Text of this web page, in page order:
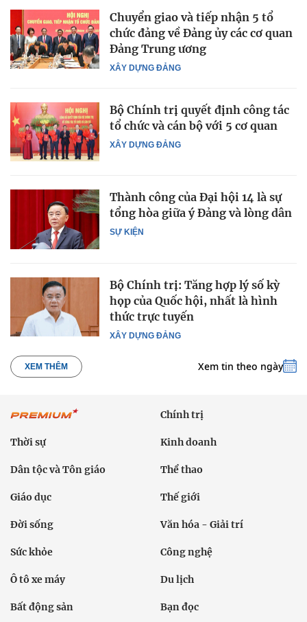
XÂY DỰNG ĐẢNG
Chuyển giao và tiếp nhận 5 tổ
chức đảng về Đảng ủy các cơ quan
Đảng Trung ương
XÂY DỰNG ĐẢNG
Bộ Chính trị quyết định công tác
tổ chức và cán bộ với 5 cơ quan
SỰ KIỆN
Thành công của Đại hội 14 là sự
tổng hòa giữa ý Đảng và lòng dân
XÂY DỰNG ĐẢNG
Bộ Chính trị: Tăng hợp lý số kỳ
họp của Quốc hội, nhất là hình
thức trực tuyến
XEM THÊM Xem tin theo ngày
Chính trị
Thời sự Kinh doanh
Dân tộc và Tôn giáo Thể thao
Giáo dục Thế giới
Đời sống Văn hóa - Giải trí
Sức khỏe Công nghệ
Ô tô xe máy Du lịch
Bất động sản Bạn đọc